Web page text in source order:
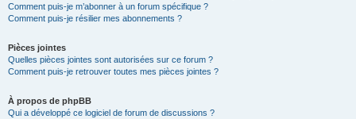
Comment puis-je m’abonner à un forum spécifique ?
Comment puis-je résilier mes abonnements ?
Pièces jointes
Quelles pièces jointes sont autorisées sur ce forum ?
Comment puis-je retrouver toutes mes pièces jointes ?
À propos de phpBB
Qui a développé ce logiciel de forum de discussions ?